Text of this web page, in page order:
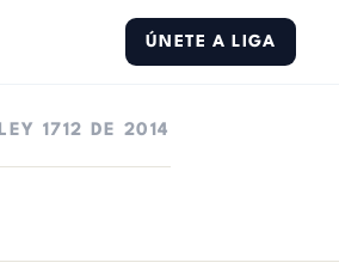
ÚNETE A LIGA
LEY 1712 DE 2014